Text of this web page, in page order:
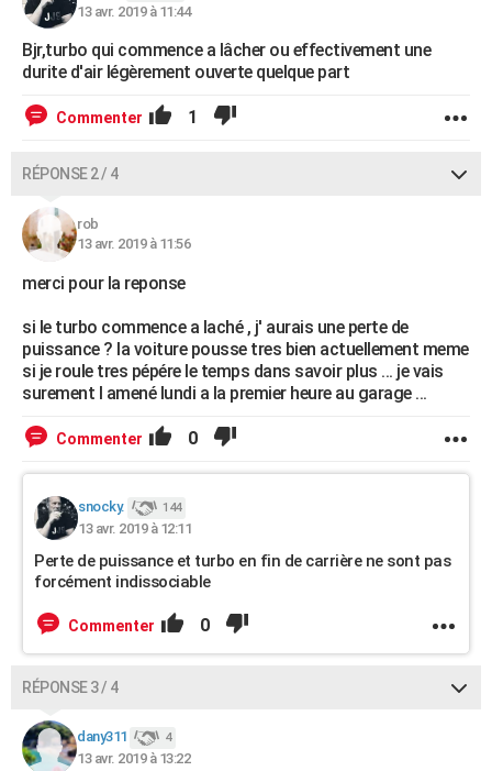
13 avr. 2019 à 11:44
Bjr,turbo qui commence a lâcher ou effectivement une
durite d'air légèrement ouverte quelque part
Commenter 1
RÉPONSE 2 / 4
rob
13 avr. 2019 à 11:56
merci pour la reponse
si le turbo commence a laché , j' aurais une perte de
puissance ? la voiture pousse tres bien actuellement meme
si je roule tres pépére le temps dans savoir plus ... je vais
surement l amené lundi a la premier heure au garage ...
Commenter 0
snocky. 144
13 avr. 2019 à 12:11
Perte de puissance et turbo en fin de carrière ne sont pas
forcément indissociable
Commenter 0
RÉPONSE 3 / 4
dany311 4
13 avr. 2019 à 13:22